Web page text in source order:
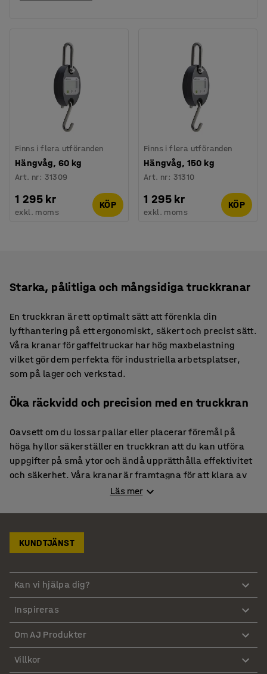
Finns i flera utföranden
Hängvåg, 60 kg
Art. nr: 31309
1 295 kr
exkl. moms
KÖP
Finns i flera utföranden
Hängvåg, 150 kg
Art. nr: 31310
1 295 kr
exkl. moms
KÖP
Starka, pålitliga och mångsidiga truckkranar
En truckkran är ett optimalt sätt att förenkla din
lyfthantering på ett ergonomiskt, säkert och precist sätt.
Våra kranar för gaffeltruckar har hög maxbelastning
vilket gör dem perfekta för industriella arbetsplatser,
som på lager och verkstad.
Öka räckvidd och precision med en truckkran
Oavsett om du lossar pallar eller placerar föremål på
höga hyllor säkerställer en truckkran att du kan utföra
uppgifter på små ytor och ändå upprätthålla effektivitet
och säkerhet. Våra kranar är framtagna för att klara av
tuff användning och tunga lyft på ett tryggt och effektivt
lättmanövrerade
Lagerhyllor
Läs mer
KUNDTJÄNST
Kan vi hjälpa dig?
Inspireras
Om AJ Produkter
Villkor